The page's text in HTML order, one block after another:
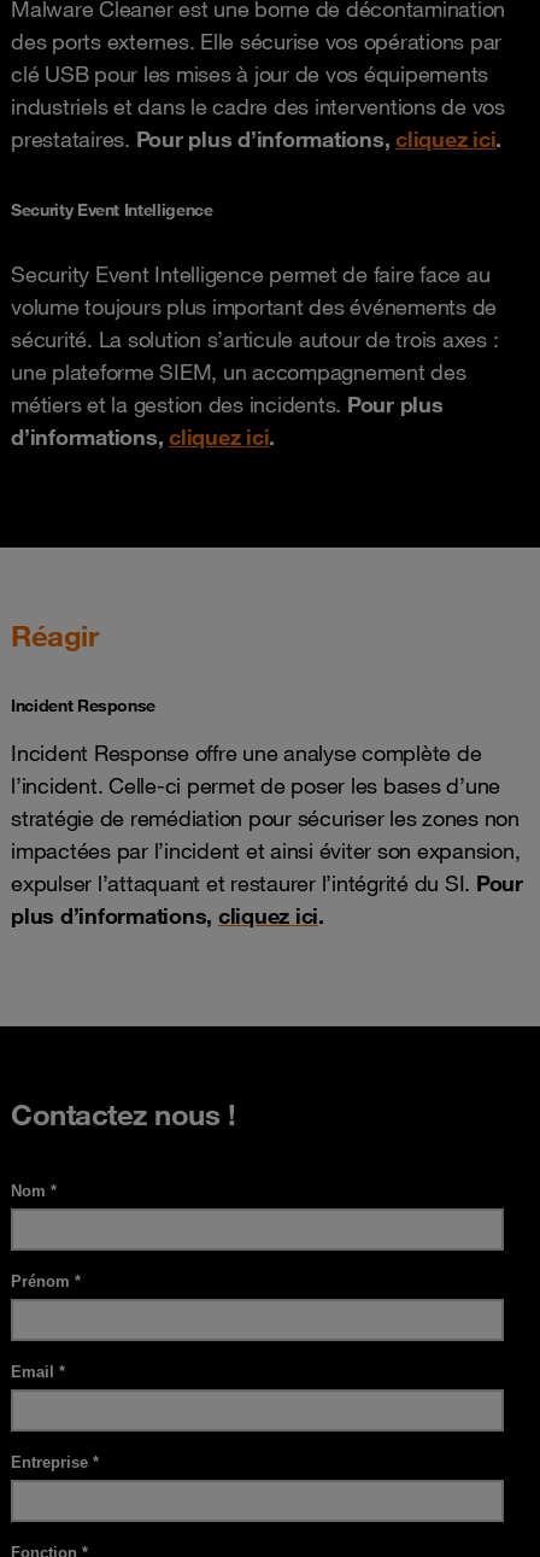
Malware Cleaner est une borne de décontamination
des ports externes. Elle sécurise vos opérations par
clé USB pour les mises à jour de vos équipements
industriels et dans le cadre des interventions de vos
prestataires. Pour plus d’informations, cliquez ici.
Security Event Intelligence
Security Event Intelligence permet de faire face au
volume toujours plus important des événements de
sécurité. La solution s’articule autour de trois axes :
une plateforme SIEM, un accompagnement des
métiers et la gestion des incidents. Pour plus
d’informations, cliquez ici.
Réagir
Incident Response
Incident Response offre une analyse complète de
l’incident. Celle-ci permet de poser les bases d’une
stratégie de remédiation pour sécuriser les zones non
impactées par l’incident et ainsi éviter son expansion,
expulser l’attaquant et restaurer l’intégrité du SI. Pour
plus d’informations, cliquez ici.
Contactez nous !